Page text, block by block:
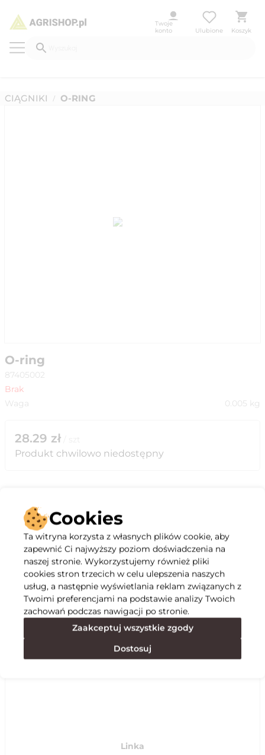
Twoje
konto
Ulubione Koszyk
CIĄGNIKI / O-RING
O-ring
87405002
Brak
Waga
0.005 kg
28.29 zł
Produkt chwilowo niedostępny
Opis
Specyfikacja
Polecane
Linka
Cookies
Ta witryna korzysta z własnych plików cookie, aby
zapewnić Ci najwyższy poziom doświadczenia na
naszej stronie. Wykorzystujemy również pliki
cookies stron trzecich w celu ulepszenia naszych
usług, a następnie wyświetlania reklam związanych z
Twoimi preferencjami na podstawie analizy Twoich
zachowań podczas nawigacji po stronie.
Zaakceptuj wszystkie zgody
Dostosuj